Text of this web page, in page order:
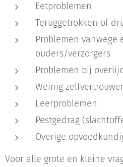
Eetproblemen
Teruggetrokken of
Problemen vanwege
ouders/verzorgers
Problemen bij
Weinig
Leerproblemen
Pestgedrag
Overige
Voor alle grote en kleine